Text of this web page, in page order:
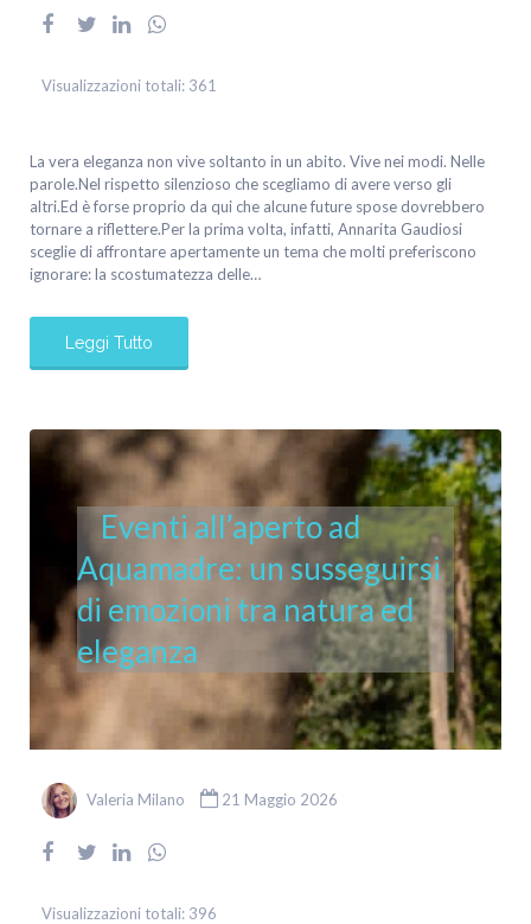
Visualizzazioni totali: 361
La vera eleganza non vive soltanto in un abito. Vive nei modi. Nelle
parole.Nel rispetto silenzioso che scegliamo di avere verso gli
altri.Ed è forse proprio da qui che alcune future spose dovrebbero
tornare a riflettere.Per la prima volta, infatti, Annarita Gaudiosi
sceglie di affrontare apertamente un tema che molti preferiscono
ignorare: la scostumatezza delle…
Leggi Tutto
Eventi all’aperto ad
Aquamadre: un susseguirsi
di emozioni tra natura ed
eleganza
Valeria Milano 21 Maggio 2026
Visualizzazioni totali: 396